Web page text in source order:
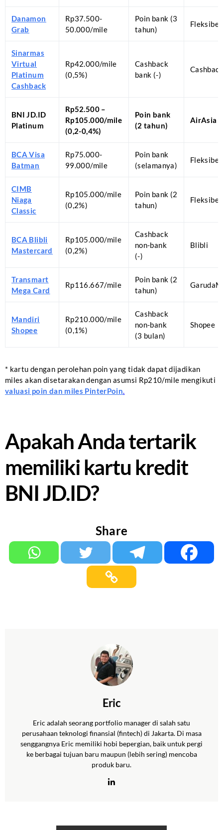
Danamon
Grab
Rp37.500-
50.000/mile
Poin bank (3
tahun)
Fleksibel
Sinarmas
Virtual
Platinum
Cashback
Rp42.000/mile
(0,5%)
Cashback
bank (-)
Cashback
BNI JD.ID
Platinum
Rp52.500 –
Rp105.000/mile
(0,2-0,4%)
Poin bank
(2 tahun)
AirAsia
BCA Visa
Batman
Rp75.000-
99.000/mile
Poin bank
(selamanya)
Fleksibel
CIMB
Niaga
Classic
Rp105.000/mile
(0,2%)
Poin bank (2
tahun)
Fleksibel
BCA Blibli
Mastercard
Rp105.000/mile
(0,2%)
Cashback
non-bank
(-)
Blibli
Transmart
Mega Card
Rp116.667/mile
Poin bank (2
tahun)
Mandiri
Shopee
Rp210.000/mile
(0,1%)
Cashback
non-bank
(3 bulan)
Shopee
* kartu dengan perolehan poin yang tidak dapat dijadikan
miles akan disetarakan dengan asumsi Rp210/mile mengikuti
valuasi poin dan miles PinterPoin.
Apakah Anda tertarik
memiliki kartu kredit
BNI JD.ID?
Share
Eric
Eric adalah seorang portfolio manager di salah satu
perusahaan teknologi finansial (fintech) di Jakarta. Di masa
senggangnya Eric memiliki hobi bepergian, baik untuk pergi
ke berbagai tujuan baru maupun (lebih sering) mencoba
produk baru.